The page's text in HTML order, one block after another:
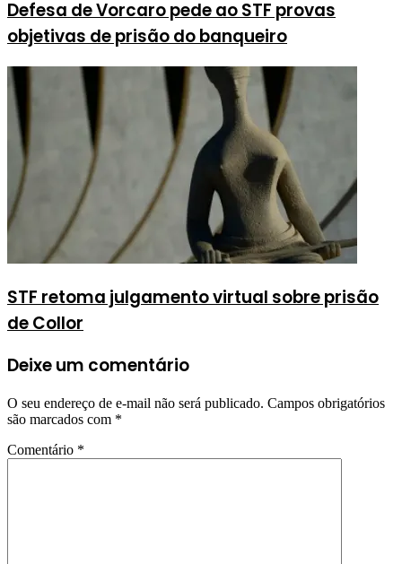
Defesa de Vorcaro pede ao STF provas
objetivas de prisão do banqueiro
STF retoma julgamento virtual sobre prisão
de Collor
Deixe um comentário
O seu endereço de e-mail não será publicado. Campos obrigatórios
são marcados com *
Comentário *